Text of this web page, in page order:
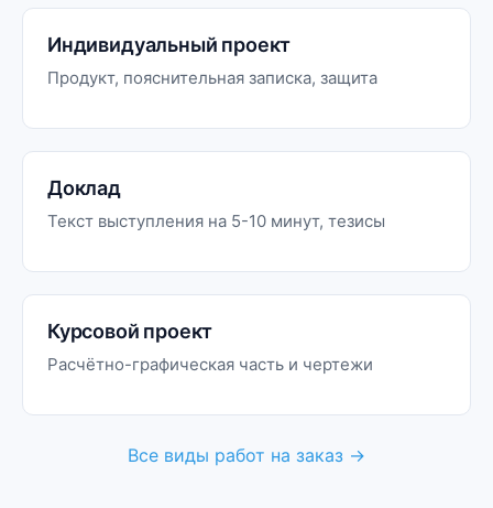
Индивидуальный проект
Продукт, пояснительная записка, защита
Доклад
Текст выступления на 5-10 минут, тезисы
Курсовой проект
Расчётно-графическая часть и чертежи
Все виды работ на заказ →